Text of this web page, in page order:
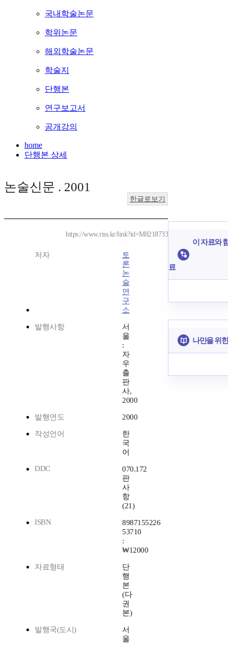
국내학술논문
학위논문
해외학술논문
학술지
단행본
연구보고서
공개강의
home
단행본 상세
논술신문 . 2001
한글로보기
https://www.riss.kr/link?id=M8218733
저자
토
론
논
술
연
구
소
발행사항
서
울
:
자
우
출
판
사,
2000
발행연도 2000
작성언어
한
국
어
DDC
070.172
판
사
항
(21)
ISBN
8987155226
53710
:
₩12000
자료형태
단
행
본
(다
권
본)
발행국(도시)
서
울
이 자료와
료
나만을 위